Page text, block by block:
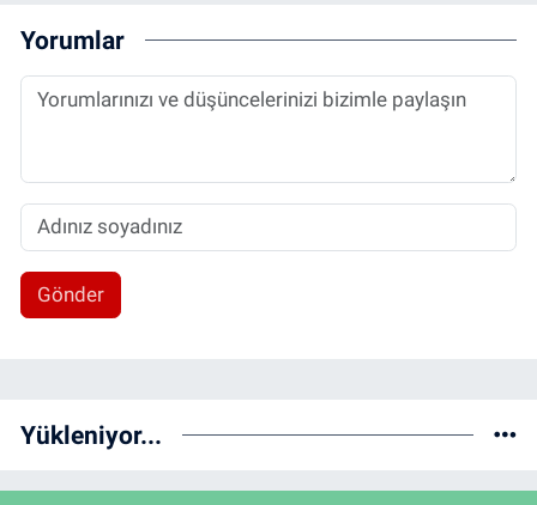
Yorumlar
Gönder
Yükleniyor...